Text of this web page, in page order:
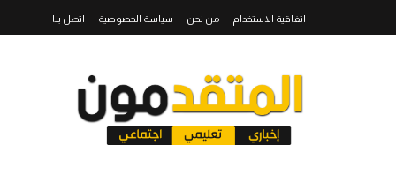
اتفاقية الاستخدام من نحن سياسة الخصوصية اتصل بنا